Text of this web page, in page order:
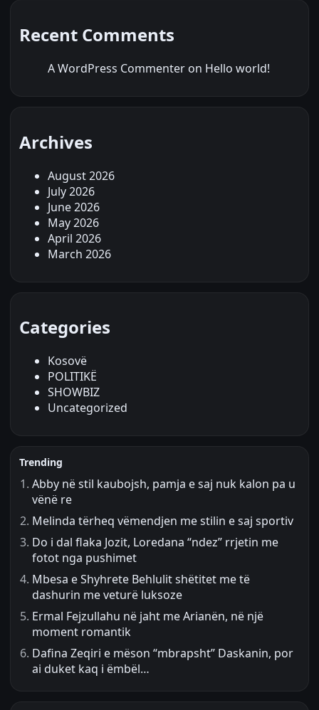
Recent Comments
A WordPress Commenter on Hello world!
Archives
August 2026
July 2026
June 2026
May 2026
April 2026
March 2026
Categories
Kosovë
POLITIKË
SHOWBIZ
Uncategorized
Trending
Abby në stil kaubojsh, pamja e saj nuk kalon pa u
vënë re
Melinda tërheq vëmendjen me stilin e saj sportiv
Do i dal flaka Jozit, Loredana “ndez” rrjetin me
fotot nga pushimet
Mbesa e Shyhrete Behlulit shëtitet me të
dashurin me veturë luksoze
Ermal Fejzullahu në jaht me Arianën, në një
moment romantik
Dafina Zeqiri e mëson “mbrapsht” Daskanin, por
ai duket kaq i ëmbël…